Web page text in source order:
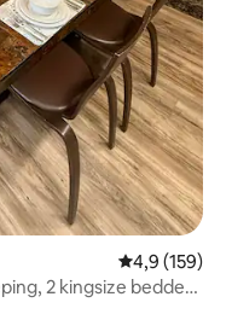
Gemiddelde
4,9 (159)
2 kingsize bedden,